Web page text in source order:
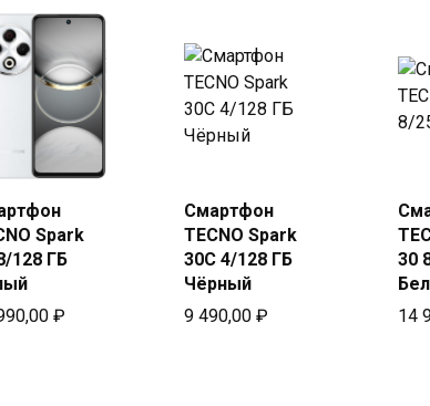
Купить
в Beeline
Spark
128 ГБ
₽
в Beeline
Смартфон
TECNO Spark
30C 4/128 ГБ
Чёрный
9 490,00 ₽
30
14